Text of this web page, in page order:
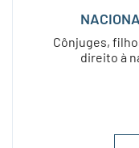
Cônjuges,
direito à